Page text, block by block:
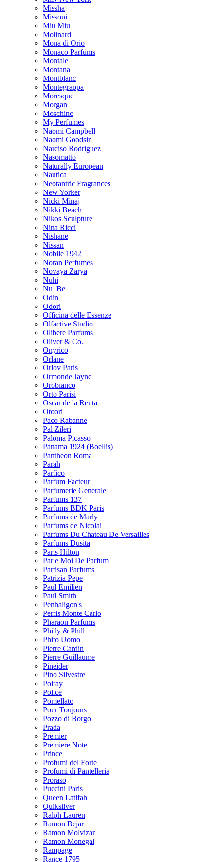
Missha
Missoni
Miu Miu
Molinard
Mona di Orio
Monaco Parfums
Montale
Montana
Montblanc
Montegrappa
Moresque
Morgan
Moschino
My Perfumes
Naomi Campbell
Naomi Goodsir
Narciso Rodriguez
Nasomatto
Naturally European
Nautica
Neotantric Fragrances
New Yorker
Nicki Minaj
Nikki Beach
Nikos Sculpture
Nina Ricci
Nishane
Nissan
Nobile 1942
Noran Perfumes
Novaya Zarya
Nuhi
Nu_Be
Odin
Odori
Officina delle Essenze
Olfactive Studio
Olibere Parfums
Oliver & Co.
Onyrico
Orlane
Orlov Paris
Ormonde Jayne
Orobianco
Orto Parisi
Oscar de la Renta
Otoori
Paco Rabanne
Pal Zileri
Paloma Picasso
Panama 1924 (Boellis)
Pantheon Roma
Parah
Parfico
Parfum Facteur
Parfumerie Generale
Parfums 137
Parfums BDK Paris
Parfums de Marly
Parfums de Nicolai
Parfums Du Chateau De Versailles
Parfums Dusita
Paris Hilton
Parle Moi De Parfum
Partisan Parfums
Patrizia Pepe
Paul Emilien
Paul Smith
Penhaligon's
Perris Monte Carlo
Pharaon Parfums
Philly & Phill
Phito Uomo
Pierre Cardin
Pierre Guillaume
Pineider
Pino Silvestre
Poiray
Police
Pomellato
Pour Toujours
Pozzo di Borgo
Prada
Premier
Premiere Note
Prince
Profumi del Forte
Profumi di Pantelleria
Proraso
Puccini Paris
Queen Latifah
Quiksilver
Ralph Lauren
Ramon Bejar
Ramon Molvizar
Ramon Monegal
Rampage
Rance 1795